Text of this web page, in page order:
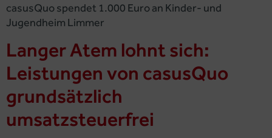
casusQuo spendet 1.000 Euro an Kinder- und
Jugendheim Limmer
Langer Atem lohnt sich:
Leistungen von casusQuo
grundsätzlich
umsatzsteuerfrei